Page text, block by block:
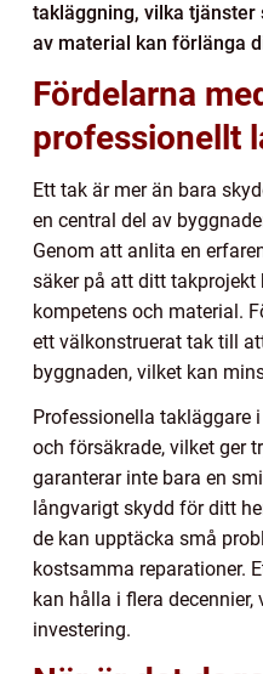
takläggning, vilka
av material kan förlänga
Fördelarna
professionellt
Ett tak är mer än bara
en central del av
Genom att anlita en
säker på att ditt takprojekt
kompetens och material.
ett välkonstruerat tak till
byggnaden, vilket kan
Professionella takläggare
och försäkrade, vilket ger
garanterar inte bara en
långvarigt skydd för ditt
de kan upptäcka små
kostsamma reparationer.
kan hålla i flera
investering.